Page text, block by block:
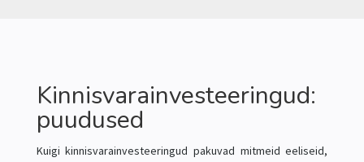
Kinnisvarainvesteeringud:
puudused
Kuigi kinnisvarainvesteeringud pakuvad mitmeid eeliseid,